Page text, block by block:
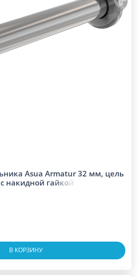
Asua Armatur 32 мм, цель
накидной гайкой
В КОРЗИНУ